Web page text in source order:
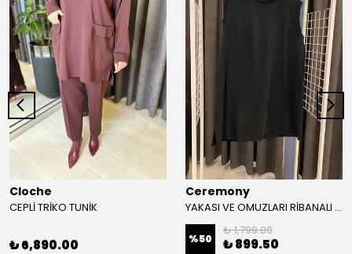
Cloche
CEPLİ TRİKO TUNİK
₺ 6,890.00
Ceremony
YAKASI VE OMUZLARI RİBANALI İÇLİK TUNİK
%50
₺ 1,799.00
₺ 899.50